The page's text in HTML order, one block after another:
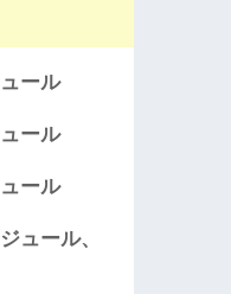
ール
ール
ール
ュール、